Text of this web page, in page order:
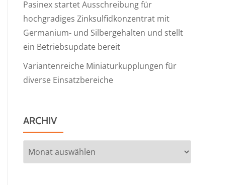
Pasinex startet Ausschreibung für
hochgradiges Zinksulfidkonzentrat mit
Germanium- und Silbergehalten und stellt
ein Betriebsupdate bereit
Variantenreiche Miniaturkupplungen für
diverse Einsatzbereiche
ARCHIV
Archiv